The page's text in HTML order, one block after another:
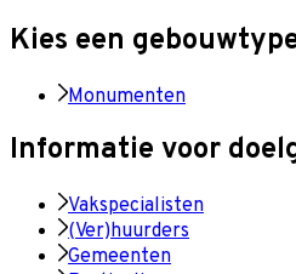
Kies een
Monumenten
Informatie voor
Vakspecialisten
(Ver)huurders
Gemeenten